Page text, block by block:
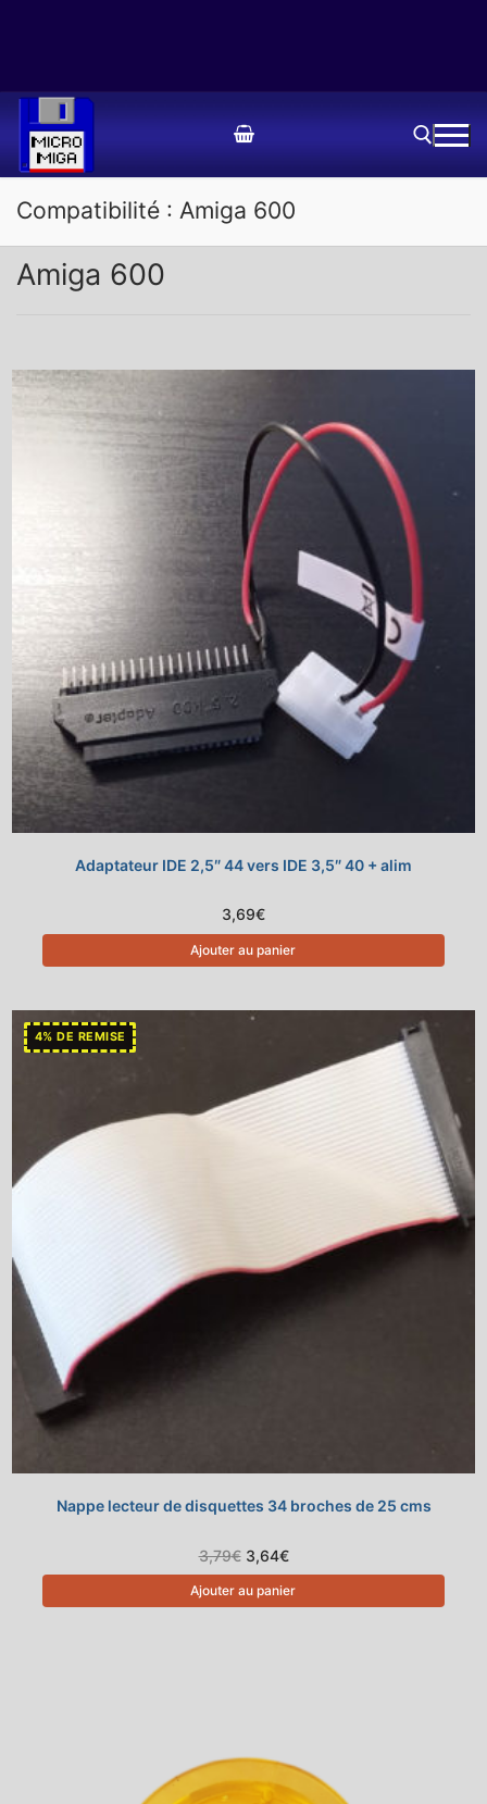
Aller
contenu
Rechercher :
Compatibilité : Amiga 600
Amiga 600
Adaptateur IDE 2,5″ 44 vers IDE 3,5″ 40 + alim
3,69€
Ajouter au panier
4% DE REMISE
Nappe lecteur de disquettes 34 broches de 25 cms
3,79€ Le
prix
initial
était :
3,64€Le
actuel
est :
Ajouter au panier